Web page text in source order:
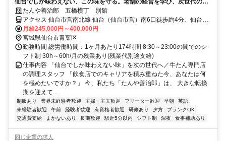
仙台でしか味わえない、この味を守る。老舗の経営を学び、次世代の主
役へ。年収600万円も可能！
たんや善治郎 五橋横丁 別館
アクセス 仙台市営南北線 仙台（仙台市営）南6口徒歩約4分、仙台市
営東西線 仙台（仙台市営）南6口徒歩約4分、仙台市営南北線 五橋北
3口徒歩約5分
月給245,000円～400,000円
宮城県仙台市青葉区
勤務時間 総労働時間：1ヶ月あたり174時間 8:30～23:00の間でのシ
フト制 30h～60h/月の残業あり(残業代別途支給)
仕事内容 「仙台でしか味わえない味」を次の世代へ／牛たん専門店
の調理スタッフ 「飲食店でのキャリアを積み重ねた今、あなたは何
を極めたいですか？」 今、私たち「たんや善治郎」は、 大きな転換
期を迎えて...
制服あり 業界未経験者歓迎 主婦・主夫歓迎 フリーター歓迎 早朝
英語
未経験者歓迎
午前 経験者歓迎 有資格者歓迎 研修あり 夕方
ブランクOK
交通費支給
まかないあり 長期歓迎 駅近5分以内 シフト制 深夜 食事補助あり
同じ企業の求人